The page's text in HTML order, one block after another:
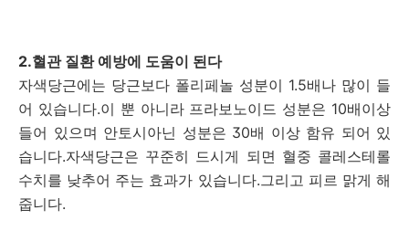
2.혈관 질환 예방에 도움이 된다
자색당근에는 당근보다 폴리페놀 성분이 1.5배나 많이 들
어 있습니다.이 뿐 아니라 프라보노이드 성분은 10배이상
들어 있으며 안토시아닌 성분은 30배 이상 함유 되어 있
습니다.자색당근은 꾸준히 드시게 되면 혈중 콜레스테롤
수치를 낮추어 주는 효과가 있습니다.그리고 피르 맑게 해
줍니다.